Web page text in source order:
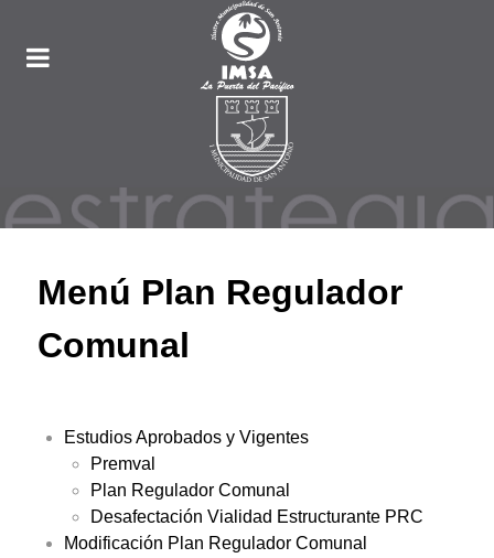
Menú Plan Regulador
Comunal
Estudios Aprobados y Vigentes
Premval
Plan Regulador Comunal
Desafectación Vialidad Estructurante PRC
Modificación Plan Regulador Comunal